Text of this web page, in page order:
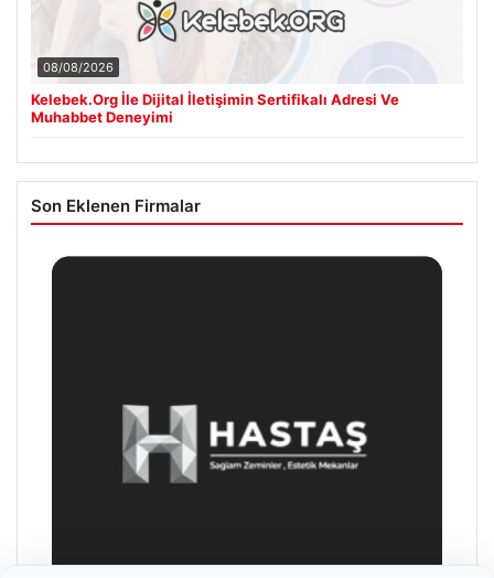
08/08/2026
Kelebek.Org İle Dijital İletişimin Sertifikalı Adresi Ve
Muhabbet Deneyimi
Son Eklenen Firmalar